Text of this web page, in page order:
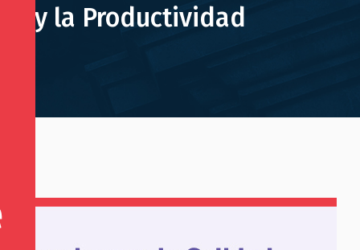
y la Productividad